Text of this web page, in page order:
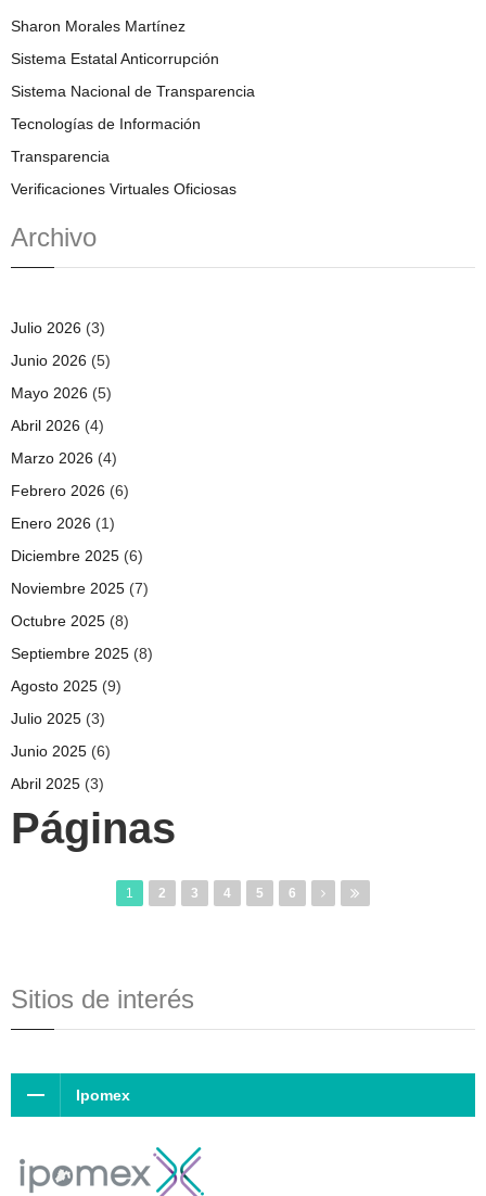
Sharon Morales Martínez
Sistema Estatal Anticorrupción
Sistema Nacional de Transparencia
Tecnologías de Información
Transparencia
Verificaciones Virtuales Oficiosas
Archivo
Julio 2026 (3)
Junio 2026 (5)
Mayo 2026 (5)
Abril 2026 (4)
Marzo 2026 (4)
Febrero 2026 (6)
Enero 2026 (1)
Diciembre 2025 (6)
Noviembre 2025 (7)
Octubre 2025 (8)
Septiembre 2025 (8)
Agosto 2025 (9)
Julio 2025 (3)
Junio 2025 (6)
Abril 2025 (3)
Páginas
1 2 3 4 5 6
Sitios de interés
Ipomex